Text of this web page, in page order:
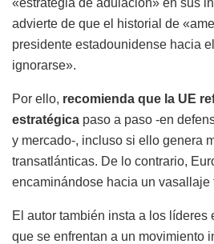
advierte de que el historial de
presidente estadounidense hacia
ignorarse».
Por ello, recomienda que la UE
estratégica paso a paso -en
y mercado-, incluso si ello genera
transatlánticas. De lo contrario,
encaminándose hacia un vasallaje
El autor también insta a los líderes
que se enfrentan a un movimiento